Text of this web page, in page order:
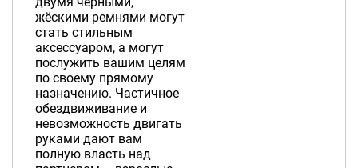
жёскими ремнями могут
стать стильным
аксессуаром, а могут
послужить вашим целям
по своему прямому
назначению. Частичное
обездвиживание и
невозможность двигать
руками дают вам
полную власть над